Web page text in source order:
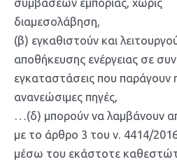
συμβάσεων εμπορίας, χωρίς
διαμεσολάβηση,
(β) εγκαθιστούν και
αποθήκευσης ενέργειας σε
εγκαταστάσεις που παράγουν
ανανεώσιμες πηγές,
…(δ) μπορούν να λαμβάνουν
με το άρθρο 3 του ν. 4414/
μέσω του εκάστοτε